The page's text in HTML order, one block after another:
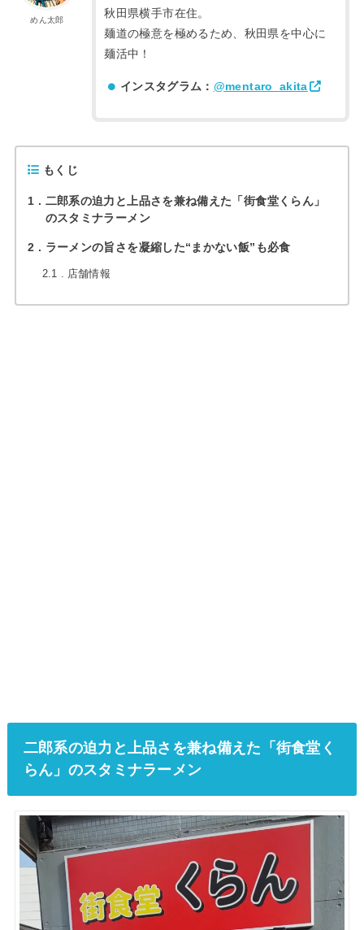
めん太郎
秋田県横手市在住。
麺道の極意を極めるため、秋田県を中心に
麺活中！
インスタグラム： @mentaro_akita
もくじ
1
二郎系の迫力と上品さを兼ね備えた「街食堂くらん」
のスタミナラーメン
2 ラーメンの旨さを凝縮した“まかない飯”も必食
2.1 店舗情報
二郎系の迫力と上品さを兼ね備えた「街食堂く
らん」のスタミナラーメン